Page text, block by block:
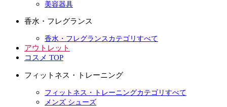
美容器具
香水・フレグランス
香水・フレグランスカテゴリすべて
アウトレット
コスメ TOP
フィットネス・トレーニング
フィットネス・トレーニングカテゴリすべて
メンズ シューズ